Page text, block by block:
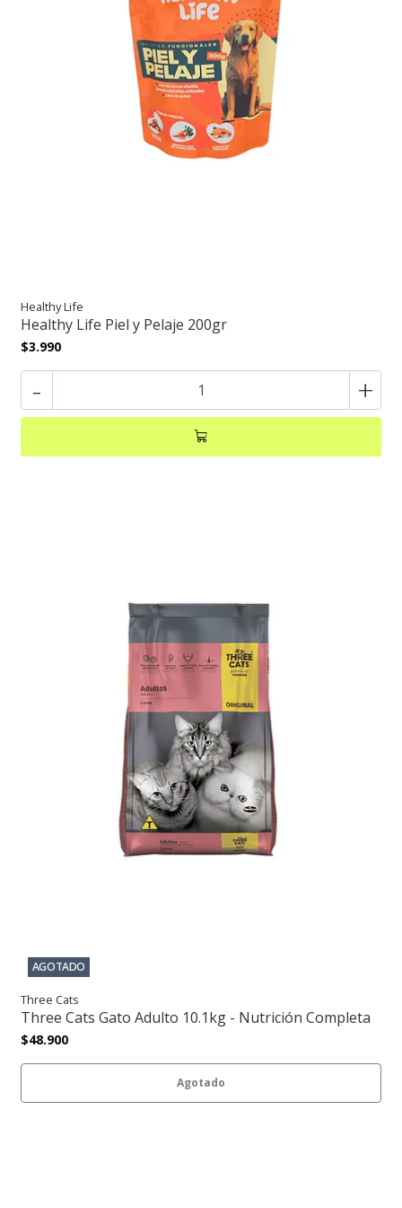
Healthy Life
Healthy Life Piel y Pelaje 200gr
$3.990
- +
AGOTADO
Three Cats
Three Cats Gato Adulto 10.1kg - Nutrición Completa
$48.900
Agotado